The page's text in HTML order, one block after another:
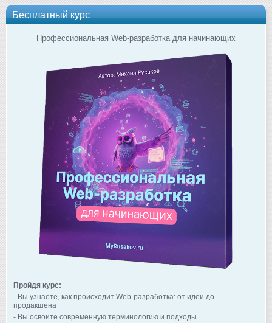
Бесплатный курс
Профессиональная Web-разработка для начинающих
Пройдя курс:
- Вы узнаете, как происходит Web-разработка: от идеи до
продакшена
- Вы освоите современную терминологию и подходы